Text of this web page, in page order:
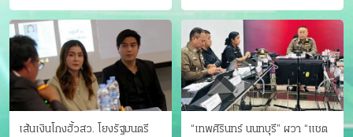
บาดเจ็บ
ไม่ทัน แม่ปิงทะลักล้น
เส้นเงินโกงฮั้วสว. โยงรัฐมนตรี
“เทพศิรินทร์ นนทบุรี” ผวา “แชต